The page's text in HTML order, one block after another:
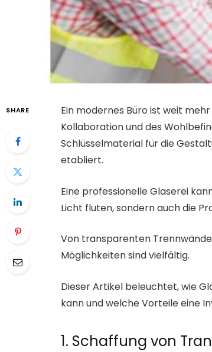
SHARE
Ein modernes Büro ist weit
Kollaboration und des
Schlüsselmaterial für die
etabliert.
Eine professionelle Glaserei
Licht fluten, sondern auch die
Von transparenten
Möglichkeiten sind vielfältig.
Dieser Artikel beleuchtet, wie
kann und welche Vorteile eine
1. Schaffung von